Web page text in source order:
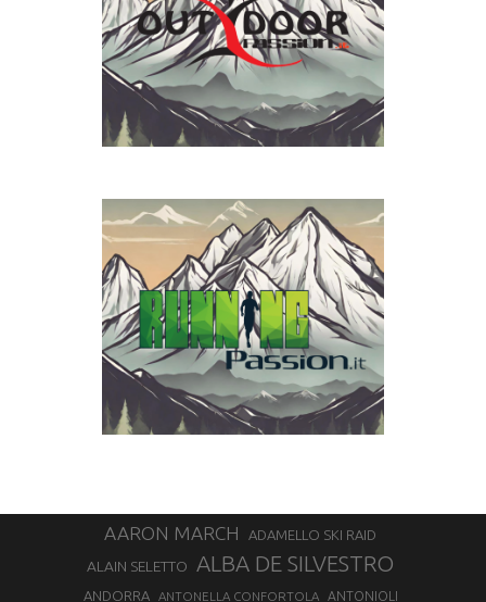
AARON MARCH ADAMELLO SKI RAID
ALAIN SELETTO ALBA DE SILVESTRO
ANDORRA ANTONELLA CONFORTOLA ANTONIOLI